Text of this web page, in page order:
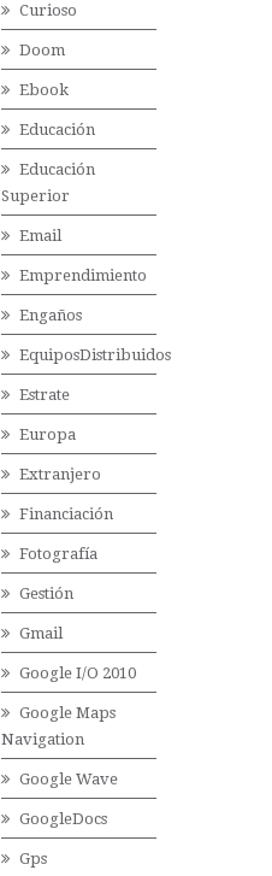
Curioso
Doom
Ebook
Educación
Educación
Superior
Email
Emprendimiento
Engaños
EquiposDistribuidos
Estrate
Europa
Extranjero
Financiación
Fotografía
Gestión
Gmail
Google I/O 2010
Google Maps
Navigation
Google Wave
GoogleDocs
Gps